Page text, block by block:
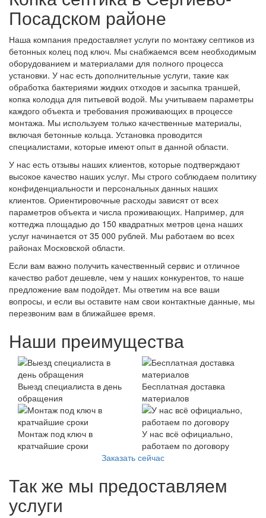
Посадском районе
Наша компания предоставляет услуги по монтажу септиков из
бетонных колец под ключ. Мы снабжаемся всем необходимым
оборудованием и материалами для полного процесса
установки. У нас есть дополнительные услуги, такие как
обработка бактериями жидких отходов и засыпка траншей,
копка колодца для питьевой водой. Мы учитываем параметры
каждого объекта и требования проживающих в процессе
монтажа. Мы используем только качественные материалы,
включая бетонные кольца. Установка проводится
специалистами, которые имеют опыт в данной области.
У нас есть отзывы наших клиентов, которые подтверждают
высокое качество наших услуг. Мы строго соблюдаем политику
конфиденциальности и персональных данных наших
клиентов. Ориентировочные расходы зависят от всех
параметров объекта и числа проживающих. Например, для
коттеджа площадью до 150 квадратных метров цена наших
услуг начинается от 35 000 рублей. Мы работаем во всех
районах Московской области.
Если вам важно получить качественный сервис и отличное
качество работ дешевле, чем у наших конкурентов, то наше
предложение вам подойдет. Мы ответим на все ваши
вопросы, и если вы оставите нам свои контактные данные, мы
перезвоним вам в ближайшее время.
Наши преимущества
Выезд специалиста в день
обращения
Бесплатная доставка
материалов
Монтаж под ключ в
кратчайшие сроки
У нас всё официально,
работаем по договору
Заказать сейчас
Так же мы предоставляем
услуги